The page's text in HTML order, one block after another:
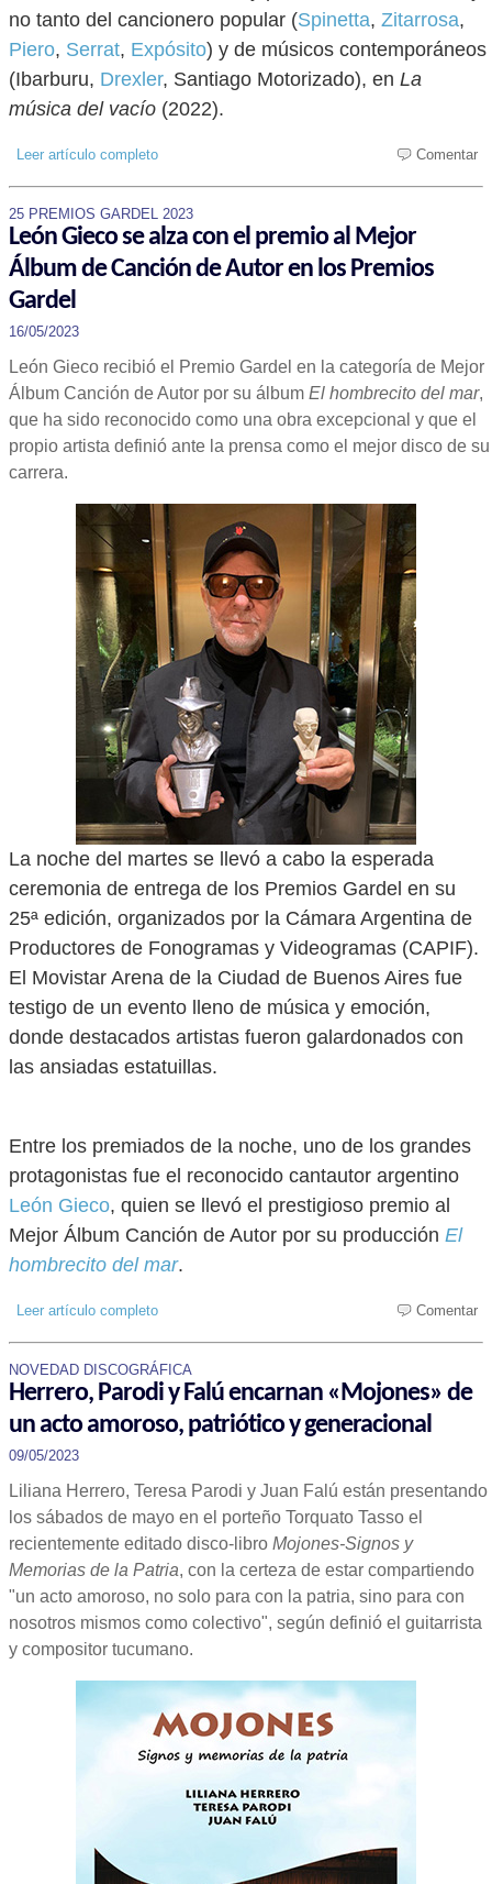
no tanto del cancionero popular (Spinetta, Zitarrosa,
Piero, Serrat, Expósito) y de músicos contemporáneos
(Ibarburu, Drexler, Santiago Motorizado), en La
música del vacío (2022).
Leer artículo completo Comentar
25 PREMIOS GARDEL 2023
León Gieco se alza con el premio al Mejor
Álbum de Canción de Autor en los Premios
Gardel
16/05/2023
León Gieco recibió el Premio Gardel en la categoría de Mejor
Álbum Canción de Autor por su álbum El hombrecito del mar,
que ha sido reconocido como una obra excepcional y que el
propio artista definió ante la prensa como el mejor disco de su
carrera.
La noche del martes se llevó a cabo la esperada
ceremonia de entrega de los Premios Gardel en su
25ª edición, organizados por la Cámara Argentina de
Productores de Fonogramas y Videogramas (CAPIF).
El Movistar Arena de la Ciudad de Buenos Aires fue
testigo de un evento lleno de música y emoción,
donde destacados artistas fueron galardonados con
las ansiadas estatuillas.
Entre los premiados de la noche, uno de los grandes
protagonistas fue el reconocido cantautor argentino
León Gieco, quien se llevó el prestigioso premio al
Mejor Álbum Canción de Autor por su producción El
hombrecito del mar.
Leer artículo completo Comentar
NOVEDAD DISCOGRÁFICA
Herrero, Parodi y Falú encarnan «Mojones» de
un acto amoroso, patriótico y generacional
09/05/2023
Liliana Herrero, Teresa Parodi y Juan Falú están presentando
los sábados de mayo en el porteño Torquato Tasso el
recientemente editado disco-libro Mojones-Signos y
Memorias de la Patria, con la certeza de estar compartiendo
"un acto amoroso, no solo para con la patria, sino para con
nosotros mismos como colectivo", según definió el guitarrista
y compositor tucumano.